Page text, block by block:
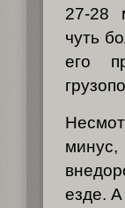
27-28
чуть
его
езде.